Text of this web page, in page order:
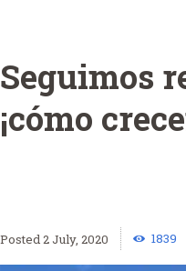
Seguimos
¡cómo
2 July, 2020 1839